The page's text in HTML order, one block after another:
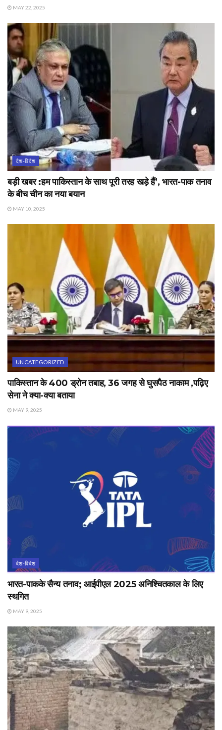
MAY 22, 2025
देश-विदेश
बड़ी खबर :हम पाकिस्तान के साथ पूरी तरह खड़े हैं’, भारत-पाक तनाव
के बीच चीन का नया बयान
MAY 10, 2025
UNCATEGORIZED
पाकिस्तान के 400 ड्रोन तबाह, 36 जगह से घुसपैठ नाकाम ,पढ़िए
सेना ने क्या-क्या बताया
MAY 9, 2025
देश-विदेश
भारत-पाक‌के सैन्य तनाव; आईपीएल 2025 अनिश्चितकाल के लिए
स्थगित
MAY 9, 2025